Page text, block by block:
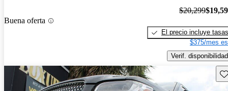
Buena oferta
$20,299
El precio incluye tasas
$375/mes
Verif. disponibilidad